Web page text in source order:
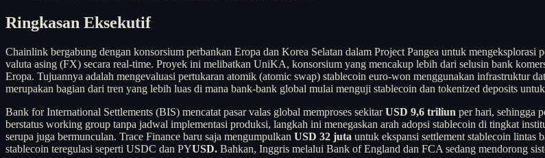
Ringkasan Eksekutif
Chainlink bergabung dengan konsorsium perbankan Eropa dan Korea Selatan dalam Project Pangea untuk mengeksplorasi
valuta asing (FX) secara real-time. Proyek ini melibatkan UniKA, konsorsium yang mencakup lebih dari selusin bank
Eropa. Tujuannya adalah mengevaluasi pertukaran atomik (atomic swap) stablecoin euro-won menggunakan infrastruktur
merupakan bagian dari tren yang lebih luas di mana bank-bank global mulai menguji stablecoin dan tokenized deposits
Bank for International Settlements (BIS) mencatat pasar valas global memproses sekitarUSD 9,6 triliun per hari, sehingga
berstatus working group tanpa jadwal implementasi produksi, langkah ini menegaskan arah adopsi stablecoin di tingkat
serupa juga bermunculan. Trace Finance baru saja mengumpulkan USD 32 juta untuk ekspansi settlement stablecoin lintas
stablecoin teregulasi seperti USDC dan PYUSD. Bahkan, Inggris melalui Bank of England dan FCA sedang mendorong